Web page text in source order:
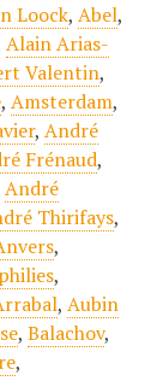
Loock, Abel,
Alain Arias-
Valentin,
, Amsterdam,
, André
Frénaud,
André
Thirifays,
,
,
, Aubin
, Balachov,
,